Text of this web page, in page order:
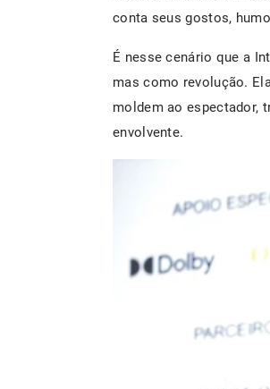
conta seus gostos,
É nesse cenário que a
mas como revolução.
moldem ao espectador,
envolvente.